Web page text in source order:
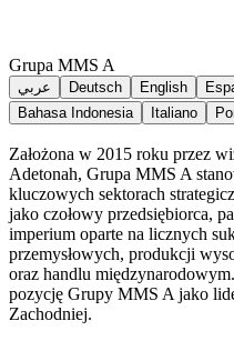
Grupa MMS A
عربي Deutsch English
Bahasa Indonesia
Italiano
Założona w 2015 roku przez
Adetonah, Grupa MMS A
kluczowych sektorach
jako czołowy przedsiębiorca,
imperium oparte na licznych
przemysłowych, produkcji
oraz handlu
pozycję Grupy MMS A jako
Zachodniej.